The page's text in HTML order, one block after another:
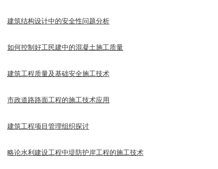
建筑结构设计中的安全性问题分析
如何控制好工民建中的混凝土施工质量
建筑工程质量及基础安全施工技术
市政道路路面工程的施工技术应用
建筑工程项目管理组织探讨
略论水利建设工程中堤防护岸工程的施工技术